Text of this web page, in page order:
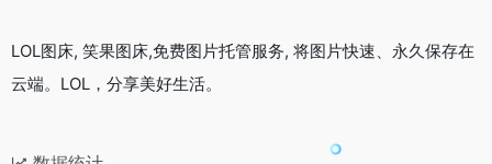
LOL图床, 笑果图床,免费图片托管服务, 将图片快速、永久保存在
云端。LOL，分享美好生活。